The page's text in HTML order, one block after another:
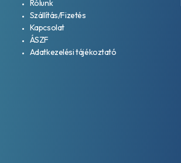
Rólunk
Szállítás/Fizetés
Kapcsolat
ÁSZF
Adatkezelési tájékoztató